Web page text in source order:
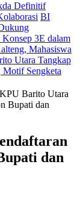
Definitif
BI
3E dalam
Mahasiswa
Utara Tangkap
Motif Sengketa
KPU Barito Utara
Bupati dan
dan